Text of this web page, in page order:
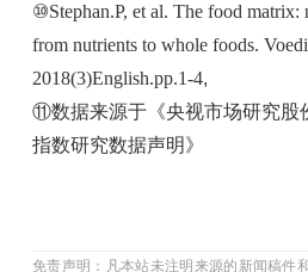
⑩Stephan.P, et al. The food matrix:
from nutrients to whole foods.
2018(3)English.pp.1-4,
⑪数据来源于《央视市场研究股
指数研究数据声明》
免责声明：凡本站未注明来源的新闻稿件